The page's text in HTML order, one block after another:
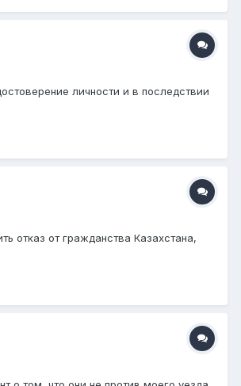
личности и в последствии
отказ от гражданства Казахстана,